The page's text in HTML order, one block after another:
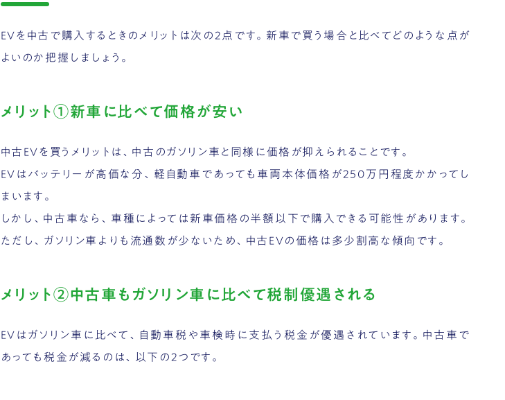
EVを中古で購入するときのメリットは次の2点です。新車で買う場合と比べてどのような点が
よいのか把握しましょう。
メリット①新車に比べて価格が安い
中古EVを買うメリットは、中古のガソリン車と同様に価格が抑えられることです。
EVはバッテリーが高価な分、軽自動車であっても車両本体価格が250万円程度かかってし
まいます。
しかし、中古車なら、車種によっては新車価格の半額以下で購入できる可能性があります。
ただし、ガソリン車よりも流通数が少ないため、中古EVの価格は多少割高な傾向です。
メリット②中古車もガソリン車に比べて税制優遇される
EVはガソリン車に比べて、自動車税や車検時に支払う税金が優遇されています。中古車で
あっても税金が減るのは、以下の2つです。